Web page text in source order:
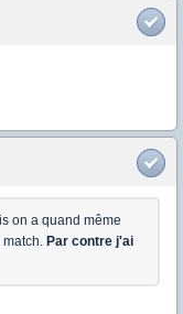
on a quand même
Par contre j'ai